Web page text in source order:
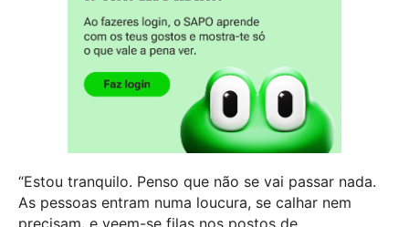
“Estou tranquilo. Penso que não se vai passar nada.
As pessoas entram numa loucura, se calhar nem